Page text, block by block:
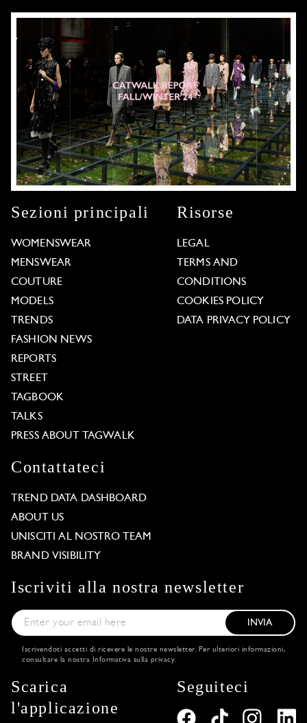
Sezioni principali
WOMENSWEAR
MENSWEAR
COUTURE
MODELS
TRENDS
FASHION NEWS
REPORTS
STREET
TAGBOOK
TALKS
PRESS ABOUT TAGWALK
Risorse
LEGAL
TERMS AND
CONDITIONS
COOKIES POLICY
DATA PRIVACY POLICY
Contattateci
TREND DATA DASHBOARD
ABOUT US
UNISCITI AL NOSTRO TEAM
BRAND VISIBILITY
Iscriviti alla nostra newsletter
INVIA
Iscrivendoti accetti di ricevere le nostre newsletter. Per ulteriori informazioni,
consultare la nostra
Informativa sulla privacy.
Scarica
l'applicazione
Seguiteci